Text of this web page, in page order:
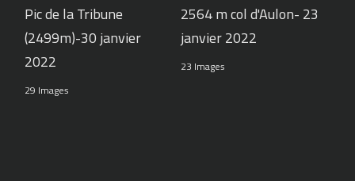
Pic de la Tribune
(2499m)-30 janvier
2022
29 Images
2564 m col d'Aulon- 23
janvier 2022
23 Images